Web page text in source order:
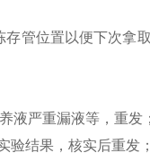
管位置以便下次拿取
液严重漏液等，重发；
验结果，核实后重发；